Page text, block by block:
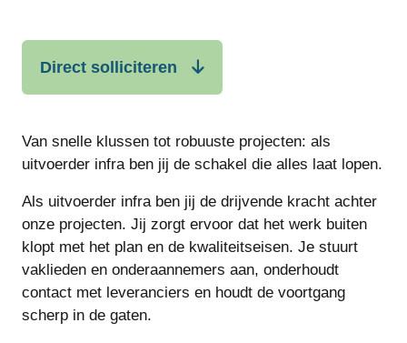
Direct solliciteren
Van snelle klussen tot robuuste projecten: als
uitvoerder infra ben jij de schakel die alles laat lopen.
Als uitvoerder infra ben jij de drijvende kracht achter
onze projecten. Jij zorgt ervoor dat het werk buiten
klopt met het plan en de kwaliteitseisen. Je stuurt
vaklieden en onderaannemers aan, onderhoudt
contact met leveranciers en houdt de voortgang
scherp in de gaten.